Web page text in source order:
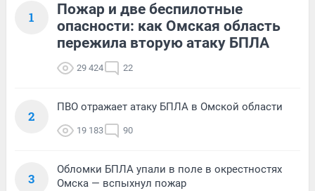
1
Пожар и две беспилотные
опасности: как Омская область
пережила вторую атаку БПЛА
29 424 22
2
ПВО отражает атаку БПЛА в Омской области
19 183 90
3
Обломки БПЛА упали в поле в окрестностях
Омска — вспыхнул пожар